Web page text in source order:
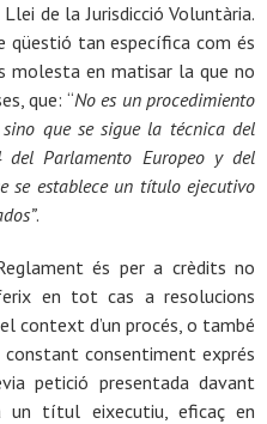
de la Jurisdicció Voluntària.
qüestió tan específica com és
molesta en matisar la que no
que: “No es un procedimiento
que se sigue la técnica del
del Parlamento Europeo y del
se establece un título ejecutivo
.
és per a crèdits no
en tot cas a resolucions
context d’un procés, o també
consentiment exprés
petició presentada davant
un títul eixecutiu, eficaç en